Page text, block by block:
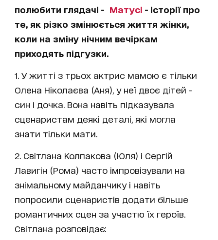
полюбити глядачі - Матусі - історії про
те, як різко змінюється життя жінки,
коли на зміну нічним вечіркам
приходять підгузки.
1. У житті з трьох актрис мамою є тільки
Олена Ніколаєва (Аня), у неї двоє дітей -
син і дочка. Вона навіть підказувала
сценаристам деякі деталі, які могла
знати тільки мати.
2. Світлана Колпакова (Юля) і Сергій
Лавигін (Рома) часто імпровізували на
знімальному майданчику і навіть
попросили сценаристів додати більше
романтичних сцен за участю їх героїв.
Світлана розповідає: